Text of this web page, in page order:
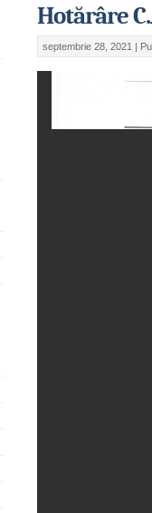
Hotărâre
septembrie 28, 2021 |